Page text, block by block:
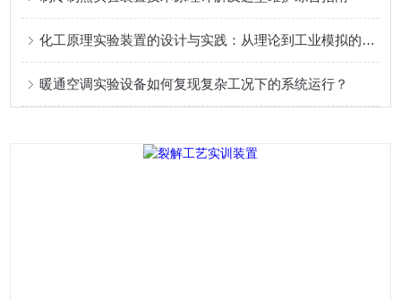
化工原理实验装置的设计与实践：从理论到工业模拟的桥梁
暖通空调实验设备如何复现复杂工况下的系统运行？